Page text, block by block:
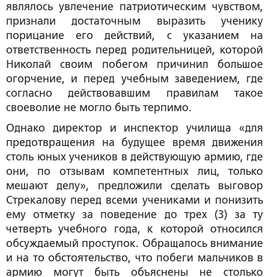
являлось увлечение патриотическим чувством,
признали достаточным выразить ученику
порицание его действий, с указанием на
ответственность перед родительницей, которой
Николай своим побегом причинил большое
огорчение, и перед учебным заведением, где
согласно действовавшим правилам такое
своеволие не могло быть терпимо.
Однако директор и инспектор училища «для
предотвращения на будущее время движения
столь юных учеников в действующую армию, где
они, по отзывам компетентных лиц, только
мешают делу», предложили сделать выговор
Стрекалову перед всеми учениками и понизить
ему отметку за поведение до трех (3) за ту
четверть учебного года, к которой относился
обсуждаемый проступок. Обращалось внимание
и на то обстоятельство, что побеги мальчиков в
армию могут быть объяснены не столько